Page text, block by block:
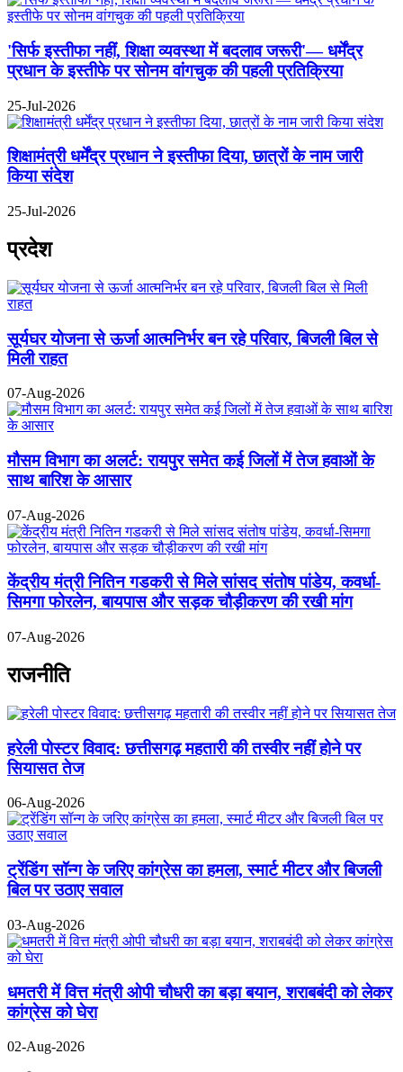
'सिर्फ इस्तीफा नहीं, शिक्षा व्यवस्था में बदलाव जरूरी'— धर्मेंद्र
प्रधान के इस्तीफे पर सोनम वांगचुक की पहली प्रतिक्रिया
25-Jul-2026
शिक्षामंत्री धर्मेंद्र प्रधान ने इस्तीफा दिया, छात्रों के नाम जारी
किया संदेश
25-Jul-2026
प्रदेश
सूर्यघर योजना से ऊर्जा आत्मनिर्भर बन रहे परिवार, बिजली बिल से
मिली राहत
07-Aug-2026
मौसम विभाग का अलर्ट: रायपुर समेत कई जिलों में तेज हवाओं के
साथ बारिश के आसार
07-Aug-2026
केंद्रीय मंत्री नितिन गडकरी से मिले सांसद संतोष पांडेय, कवर्धा-
सिमगा फोरलेन, बायपास और सड़क चौड़ीकरण की रखी मांग
07-Aug-2026
राजनीति
हरेली पोस्टर विवाद: छत्तीसगढ़ महतारी की तस्वीर नहीं होने पर
सियासत तेज
06-Aug-2026
ट्रेंडिंग सॉन्ग के जरिए कांग्रेस का हमला, स्मार्ट मीटर और बिजली
बिल पर उठाए सवाल
03-Aug-2026
धमतरी में वित्त मंत्री ओपी चौधरी का बड़ा बयान, शराबबंदी को लेकर
कांग्रेस को घेरा
02-Aug-2026